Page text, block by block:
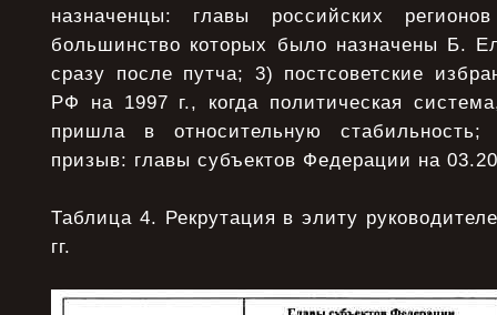
назначенцы: главы российских
большинство которых было назначены Б.
сразу после путча; 3) постсоветские
РФ на 1997 г., когда политическая
пришла в относительную
призыв: главы субъектов Федерации на
Таблица 4. Рекрутация в элиту
гг.